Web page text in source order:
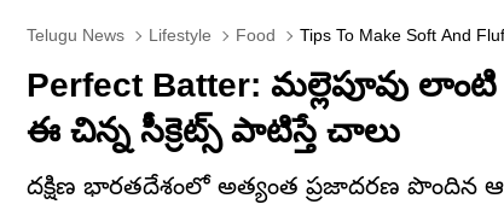
Telugu News Lifestyle Food Tips To Make Soft And
Perfect Batter: మల్లెపూవు
ఈ చిన్న సీక్రెట్స్ పాటిస్తే చాలు
దక్షిణ భారతదేశంలో అత్యంత ప్రజాదరణ పొందిన